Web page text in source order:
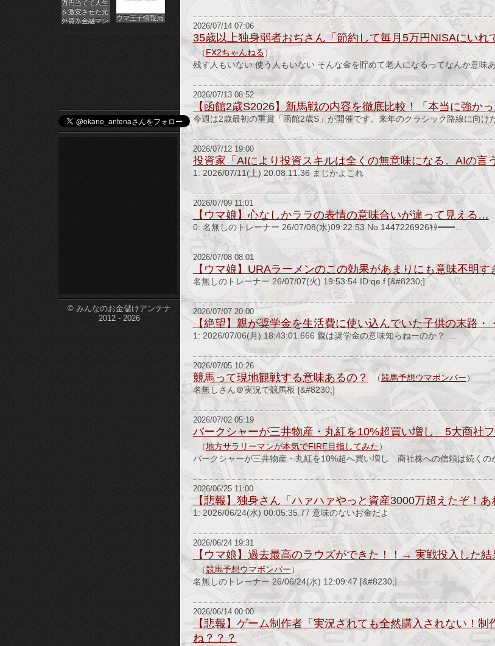
ン
ラ
イ
ン
カ
ジ
ノ
etc-
万円当てて人生
を激変させた元
外資系金融マン
ウマ王子情報局
© みんなのお金儲けアンテナ
2012 - 2026
2026/07/14 07:06
35歳以上独身弱者おぢさん「節約して毎月5万円NISAにい
（FX2ちゃんねる）
残す人もいない 使う人もいない そんな金を貯めて老人になるってなんか意味
2026/07/13 08:52
【函館2歳S2026】新馬戦の内容を徹底比較！「本当に強か
今週は2歳最初の重賞「函館2歳S」が開催です。来年のクラシック路線に向け
2026/07/12 19:00
投資家「AIにより投資スキルは全くの無意味になる。AIの言
1: 2026/07/11(土) 20:08:11.36 まじかよこれ
2026/07/09 11:01
【ウマ娘】心なしかララの表情の意味合いが違って見える…
0: 名無しのトレーナー 26/07/08(水)09:22:53 No.1447226926ｷﾀ━━…
2026/07/08 08:01
【ウマ娘】URAラーメンのこの効果があまりにも意味不明す
名無しのトレーナー 26/07/07(火) 19:53:54 ID:qe.f [&#8230;]
2026/07/07 20:00
【絶望】親が奨学金を生活費に使い込んでいた子供の末路・
1: 2026/07/06(月) 18:43:01.666 親は奨学金の意味知らねーのか？ …
2026/07/05 10:26
競馬って現地観戦する意味あるの？ （競馬予想ウマボンバー）
名無しさん＠実況で競馬板 [&#8230;]
2026/07/02 05:19
バークシャーが三井物産・丸紅を10%超買い増し 5大商社
（地方サラリーマンが本気でFIRE目指してみた）
バークシャーが三井物産・丸紅を10%超へ買い増し 商社株への信頼は続くの
2026/06/25 11:00
【悲報】独身さん「ハァハァやっと資産3000万超えたぞ！
1: 2026/06/24(水) 00:05:35.77 意味のないお金だよ
2026/06/24 19:31
【ウマ娘】過去最高のラウズができた！！→ 実戦投入した
（競馬予想ウマボンバー）
名無しのトレーナー 26/06/24(水) 12:09:47 [&#8230;]
2026/06/14 00:00
【悲報】ゲーム制作者「実況されても全然購入されない！
ね？？？